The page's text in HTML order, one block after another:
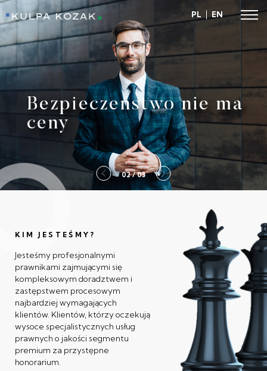
Kulpa Kozak
PL EN
Bezpieczeństwo nie ma
ceny
2 / 03
KIM JESTEŚMY?
Jesteśmy profesjonalnymi
prawnikami zajmującymi się
kompleksowym doradztwem i
zastępstwem procesowym
najbardziej wymagających
klientów. Klientów, którzy oczekują
wysoce specjalistycznych usług
prawnych o jakości segmentu
premium za przystępne
honorarium.